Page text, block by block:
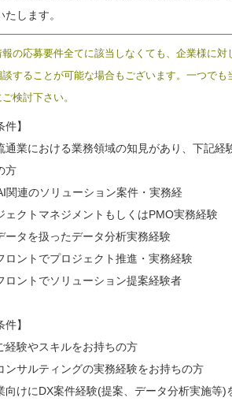
たします。
の応募要件全てに該当しなくても、企業様に対
談することが可能な場合もございます。一つでも
検討下さい。
件】
通業における業務領域の知見があり、下記経
方
関連のソリューション案件・実務経
ェクトマネジメントもしくはPMO実務経験
ータを扱ったデータ分析実務経験
ロントでプロジェクト推進・実務経験
ロントでソリューション提案経験者
件】
経験やスキルをお持ちの方
ンサルティングの実務経験をお持ちの方
向けにDX案件経験(提案、データ分析実施等)